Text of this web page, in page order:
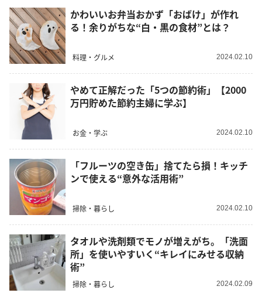
かわいいお弁当おかず「おばけ」が作れ
る！余りがちな“白・黒の食材”とは？
料理・グルメ 2024.02.10
やめて正解だった「5つの節約術」【2000
万円貯めた節約主婦に学ぶ】
お金・学ぶ 2024.02.10
「フルーツの空き缶」捨てたら損！キッチ
ンで使える“意外な活用術”
掃除・暮らし 2024.02.10
タオルや洗剤類でモノが増えがち。「洗面
所」を使いやすいく“キレイにみせる収納
術”
掃除・暮らし 2024.02.09